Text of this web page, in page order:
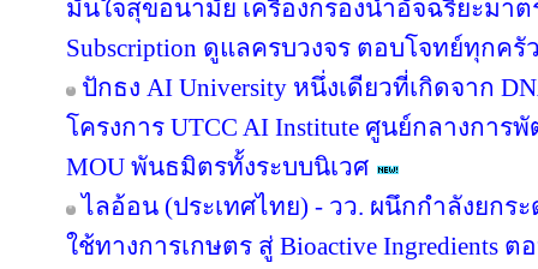
มั่นใจสุขอนามัย เครื่องกรองน้ำอัจฉริยะมา
Subscription ดูแลครบวงจร ตอบโจทย์ทุกครั
ปักธง AI University หนึ่งเดียวที่เกิดจาก
โครงการ UTCC AI Institute ศูนย์กลางกา
MOU พันธมิตรทั้งระบบนิเวศ
ไลอ้อน (ประเทศไทย) - วว. ผนึกกำลังยกร
ใช้ทางการเกษตร สู่ Bioactive Ingredients